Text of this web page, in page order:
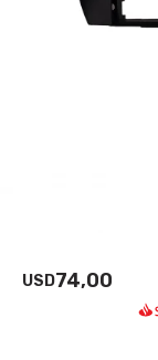
USD74,00